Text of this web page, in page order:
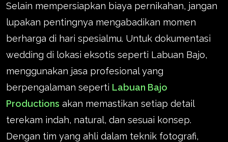
Selain mempersiapkan biaya pernikahan, jangan
lupakan pentingnya mengabadikan momen
berharga di hari spesialmu. Untuk dokumentasi
wedding di lokasi eksotis seperti Labuan Bajo,
menggunakan jasa profesional yang
berpengalaman seperti Labuan Bajo
Productions akan memastikan setiap detail
terekam indah, natural, dan sesuai konsep.
Dengan tim yang ahli dalam teknik fotografi,